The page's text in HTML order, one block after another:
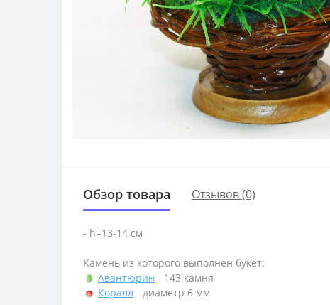
Обзор товара Отзывов (0)
- h=13-14 см
Камень из которого выполнен букет:
Авантюрин - 143 камня
Коралл - диаметр 6 мм